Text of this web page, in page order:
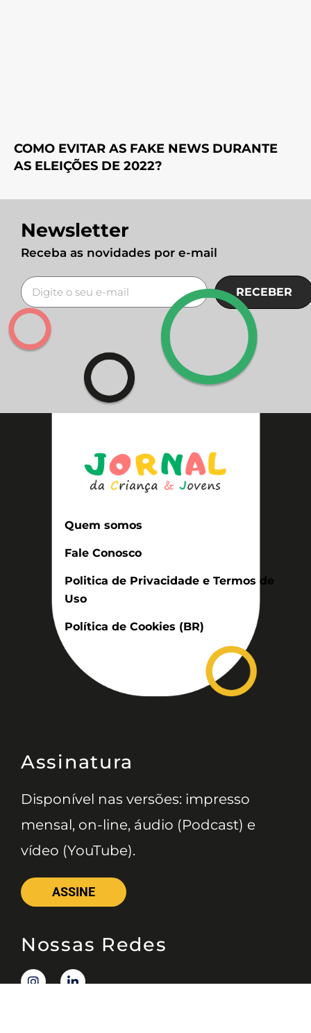
COMO EVITAR AS FAKE NEWS DURANTE
AS ELEIÇÕES DE 2022?
Newsletter
Receba as novidades por e-mail
RECEBER
Quem somos
Fale Conosco
Politica de Privacidade e Termos de
Uso
Política de Cookies (BR)
Assinatura
Disponível nas versões: impresso
mensal, on-line, áudio (Podcast) e
vídeo (YouTube).
ASSINE
Nossas Redes